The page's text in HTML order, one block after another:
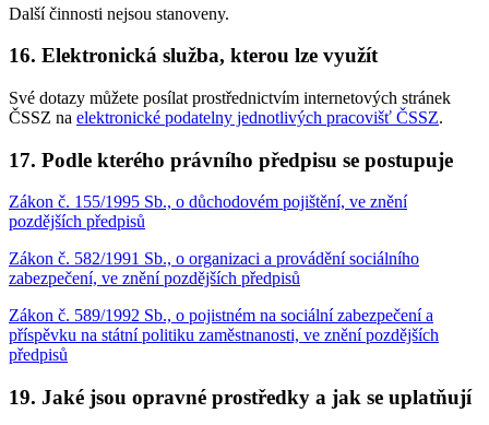
Další činnosti nejsou stanoveny.
16. Elektronická služba, kterou lze využít
Své dotazy můžete posílat prostřednictvím internetových stránek
ČSSZ na elektronické podatelny jednotlivých pracovišť ČSSZ.
17. Podle kterého právního předpisu se postupuje
Zákon č. 155/1995 Sb., o důchodovém pojištění, ve znění
pozdějších předpisů
Zákon č. 582/1991 Sb., o organizaci a provádění sociálního
zabezpečení, ve znění pozdějších předpisů
Zákon č. 589/1992 Sb., o pojistném na sociální zabezpečení a
příspěvku na státní politiku zaměstnanosti, ve znění pozdějších
předpisů
19. Jaké jsou opravné prostředky a jak se uplatňují